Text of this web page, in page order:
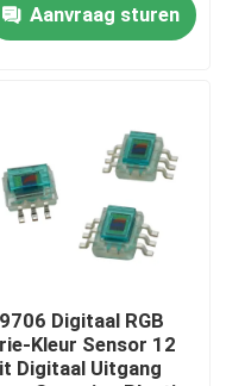
Aanvraag sturen
Digitaal RGB
Kleur Sensor 12
Digitaal Uitgang